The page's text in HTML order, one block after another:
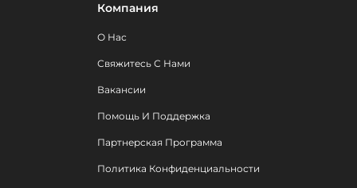
Компания
О Нас
Свяжитесь С Нами
Вакансии
Помощь И Поддержка
Партнерская Программа
Политика Конфиденциальности